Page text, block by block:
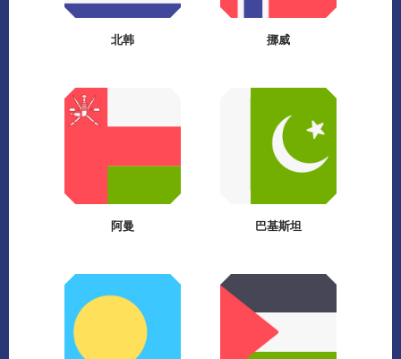
北韩 挪威
阿曼 巴基斯坦